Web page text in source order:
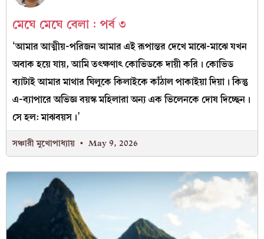
মেঘে মেঘে বেলা : পর্ব ৩
‘আমার আত্মীয়-পরিজন আমার এই রূপান্তর দেখে মাঝে-মাঝে যখন
অবাক হয়ে যায়, আমি তৎক্ষণাৎ কোভিডকে দায়ী করি। কোভিড
ব্যাটাই আমার মাথার ঘিলুকে কিলাইকে কাঁঠাল পাকাইয়া দিয়া। কিন্তু
এ-ব্যাপারে অভিজ্ঞ বয়স্ক মহিলারা অন্য এক ভিলেনকে দোষ দিচ্ছেন।
সে হল: মাঝবয়স।’
সঞ্চারী মুখোপাধ্যায় May 9, 2026